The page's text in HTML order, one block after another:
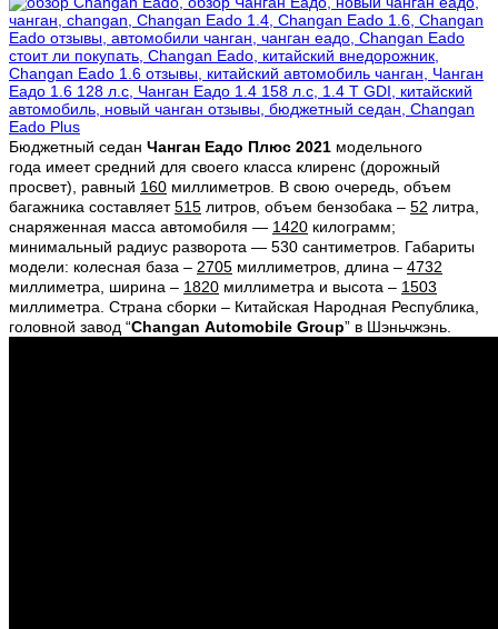
Бюджетный седан Чанган Еадо Плюс 2021 модельного
года имеет средний для своего класса клиренс (дорожный
просвет), равный 160 миллиметров. В свою очередь, объем
багажника составляет515 литров, объем бензобака – 52 литра,
снаряженная масса автомобиля — 1420 килограмм;
минимальный радиус разворота — 530 сантиметров. Габариты
модели: колесная база – 2705 миллиметров, длина – 4732
миллиметра, ширина – 1820 миллиметра и высота – 1503
миллиметра. Страна сборки – Китайская Народная Республика,
головной завод “Changan Automobile Group” в Шэньчжэнь.